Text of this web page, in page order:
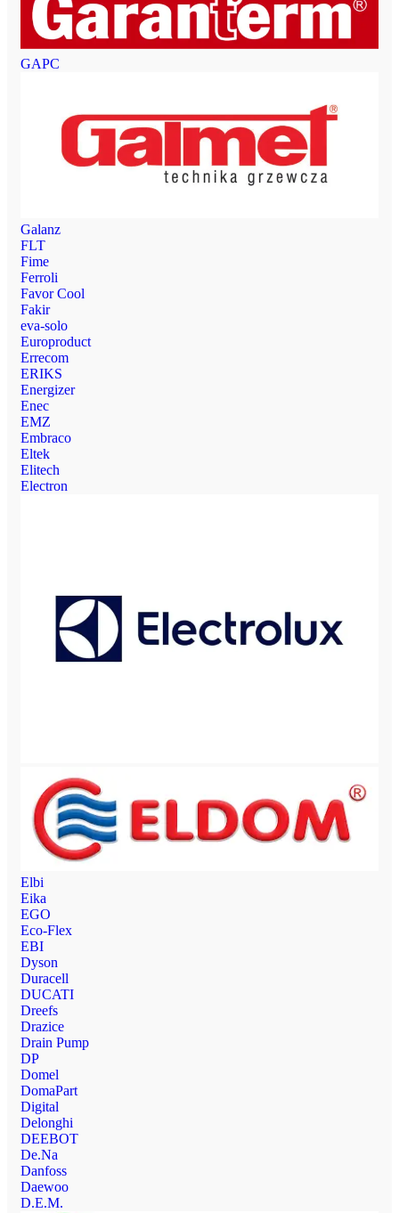
GAPC
Galanz
FLT
Fime
Ferroli
Favor Cool
Fakir
eva-solo
Europroduct
Errecom
ERIKS
Energizer
Enec
EMZ
Embraco
Eltek
Elitech
Electron
Elbi
Eika
EGO
Eco-Flex
EBI
Dyson
Duracell
DUCATI
Dreefs
Drazice
Drain Pump
DP
Domel
DomaPart
Digital
Delonghi
DEEBOT
De.Na
Danfoss
Daewoo
D.E.M.